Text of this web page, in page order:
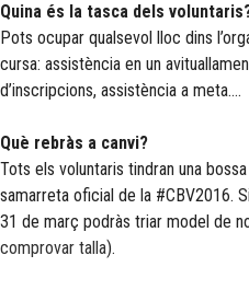
Quina és la tasca dels
Pots ocupar qualsevol lloc dins
cursa: assistència en un
d’inscripcions, assistència a meta….
Què rebràs a canvi?
Tots els voluntaris tindran una
samarreta oficial de la #CBV2016.
31 de març podràs triar model de
comprovar talla).